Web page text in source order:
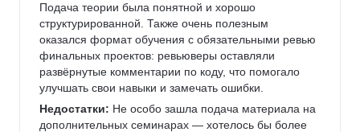
Подача теории была понятной и хорошо
структурированной. Также очень полезным
оказался формат обучения с обязательными ревью
финальных проектов: ревьюверы оставляли
развёрнутые комментарии по коду, что помогало
улучшать свои навыки и замечать ошибки.
Недостатки: Не особо зашла подача материала на
дополнительных семинарах — хотелось бы более